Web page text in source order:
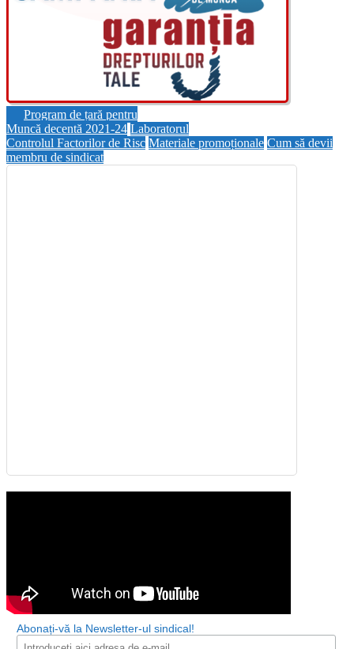
Sindicatele sunt solidari cu Ucraina, ajutând refugiații
Program de țară pentru
Muncă decentă 2021-24 Laboratorul
Controlul Factorilor de Risc Materiale promoționale Cum să devii
membru de sindicat
Abonați-vă la Newsletter-ul sindical!